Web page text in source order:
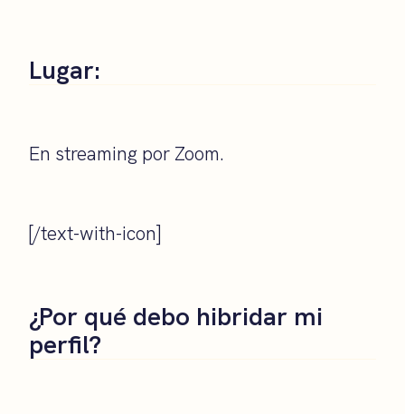
Lugar:
En streaming por Zoom.
[/text-with-icon]
¿Por qué debo hibridar mi
perfil?